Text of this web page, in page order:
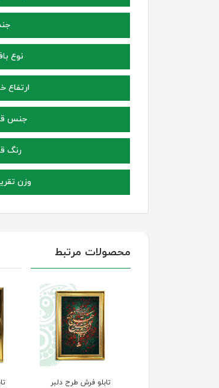
نوع
ارتفاع
جنس
رنگ
وزن
محصولات مرتبط
تابلو فرش طرح دلبر